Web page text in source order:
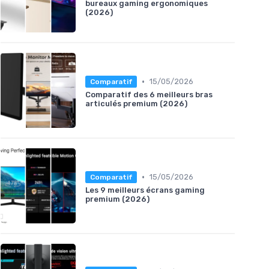
bureaux gaming ergonomiques
(2026)
Comparatif • 15/05/2026
Comparatif des 6 meilleurs bras
articulés premium (2026)
Comparatif • 15/05/2026
Les 9 meilleurs écrans gaming
premium (2026)